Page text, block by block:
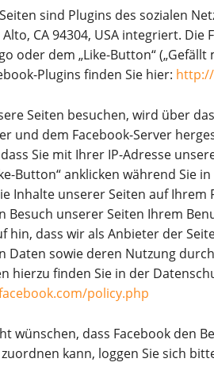
sind Plugins des sozialen
CA 94304, USA integriert.
oder dem „Like-Button“
Plugins finden Sie hier:
Seiten besuchen, wird über
und dem Facebook-Server
Sie mit Ihrer IP-Adresse
Button“ anklicken während Sie
Inhalte unserer Seiten auf
Besuch unserer Seiten Ihrem
hin, dass wir als Anbieter der
Daten sowie deren Nutzung
hierzu finden Sie in der
policy.php
wünschen, dass Facebook den
kann, loggen Sie sich